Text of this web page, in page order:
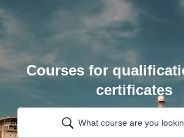
Courses for
certificates
What course are you